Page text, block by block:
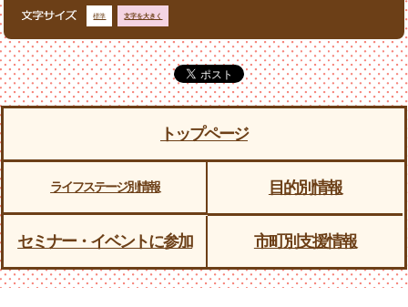
標準 文字を大きく
トップページ
ライフステージ別情報 目的別情報
セミナー・イベントに参加 市町別支援情報